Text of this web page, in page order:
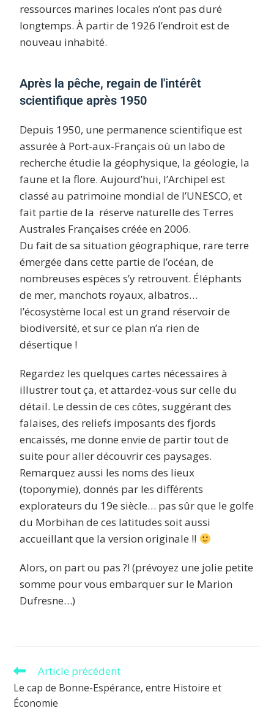
ressources marines locales n’ont pas duré
longtemps. À partir de 1926 l’endroit est de
nouveau inhabité.
Après la pêche, regain de l'intérêt
scientifique après 1950
Depuis 1950, une permanence scientifique est
assurée à Port-aux-Français où un labo de
recherche étudie la géophysique, la géologie, la
faune et la flore. Aujourd’hui, l’Archipel est
classé au patrimoine mondial de l’UNESCO, et
fait partie de la réserve naturelle des Terres
Australes Françaises créée en 2006.
Du fait de sa situation géographique, rare terre
émergée dans cette partie de l’océan, de
nombreuses espèces s’y retrouvent. Éléphants
de mer, manchots royaux, albatros…
l’écosystème local est un grand réservoir de
biodiversité, et sur ce plan n’a rien de
désertique !
Regardez les quelques cartes nécessaires à
illustrer tout ça, et attardez-vous sur celle du
détail. Le dessin de ces côtes, suggérant des
falaises, des reliefs imposants des fjords
encaissés, me donne envie de partir tout de
suite pour aller découvrir ces paysages.
Remarquez aussi les noms des lieux
(toponymie), donnés par les différents
explorateurs du 19e siècle… pas sûr que le golfe
du Morbihan de ces latitudes soit aussi
accueillant que la version originale !!
Alors, on part ou pas ?! (prévoyez une jolie petite
somme pour vous embarquer sur le Marion
Dufresne…)
Article précédent
Le cap de Bonne-Espérance, entre Histoire et
Économie